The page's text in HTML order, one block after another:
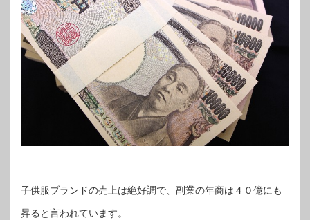
子供服ブランドの売上は絶好調で、副業の年商は４０億にも
昇ると言われています。